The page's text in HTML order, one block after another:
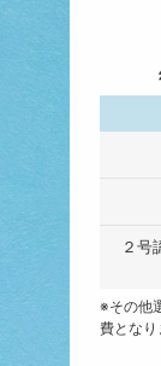
２号
※その他
費となり